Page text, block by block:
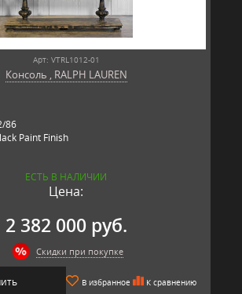
Арт: VTRL1012-01
Консоль , RALPH LAUREN
86
Paint Finish
ЕСТЬ В НАЛИЧИИ
Цена:
2 382 000 руб.
Скидки при покупке
В избранное К сравнению